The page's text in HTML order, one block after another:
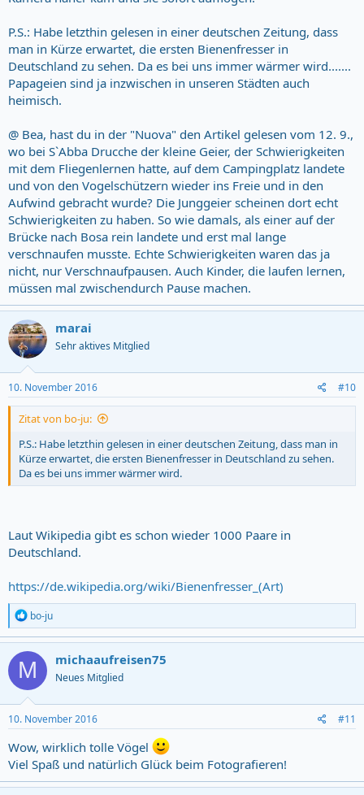
P.S.: Habe letzthin gelesen in einer deutschen Zeitung, dass
man in Kürze erwartet, die ersten Bienenfresser in
Deutschland zu sehen. Da es bei uns immer wärmer wird.......
Papageien sind ja inzwischen in unseren Städten auch
heimisch.
@ Bea, hast du in der "Nuova" den Artikel gelesen vom 12. 9.,
wo bei S`Abba Drucche der kleine Geier, der Schwierigkeiten
mit dem Fliegenlernen hatte, auf dem Campingplatz landete
und von den Vogelschützern wieder ins Freie und in den
Aufwind gebracht wurde? Die Junggeier scheinen dort echt
Schwierigkeiten zu haben. So wie damals, als einer auf der
Brücke nach Bosa rein landete und erst mal lange
verschnaufen musste. Echte Schwierigkeiten waren das ja
nicht, nur Verschnaufpausen. Auch Kinder, die laufen lernen,
müssen mal zwischendurch Pause machen.
marai
Sehr aktives Mitglied
10. November 2016 #10
Zitat von bo-ju:
P.S.: Habe letzthin gelesen in einer deutschen Zeitung, dass man in
Kürze erwartet, die ersten Bienenfresser in Deutschland zu sehen.
Da es bei uns immer wärmer wird.
Laut Wikipedia gibt es schon wieder 1000 Paare in
Deutschland.
https://de.wikipedia.org/wiki/Bienenfresser_(Art)
R
e
a
c
t
i
o
n
s
:
bo-ju
M michaaufreisen75
Neues Mitglied
10. November 2016 #11
Wow, wirklich tolle Vögel
Viel Spaß und natürlich Glück beim Fotografieren!